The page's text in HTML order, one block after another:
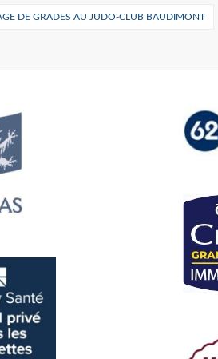
DE GRADES AU JUDO-CLUB BAUDIMONT